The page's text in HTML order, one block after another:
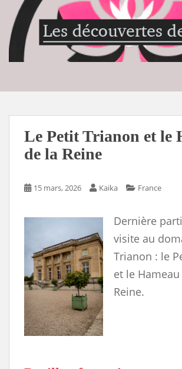
Le Petit Trianon et le
de la Reine
15 mars, 2026 Kaika France
Dernière
visite au
Trianon : le
et le
Reine.